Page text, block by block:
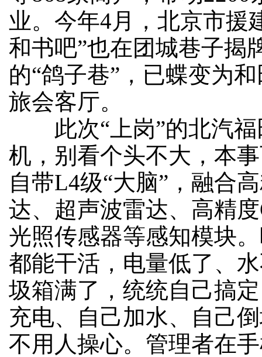
业。今年4月，北京市援
和书吧”也在团城巷子揭
的“鸽子巷”，已蝶变为
旅会客厅。
此次“上岗”的北汽福
机，别看个头不大，本
自带L4级“大脑”，融合
达、超声波雷达、高精
光照传感器等感知模块
都能干活，电量低了、
圾箱满了，统统自己搞
充电、自己加水、自己
不用人操心。管理者在